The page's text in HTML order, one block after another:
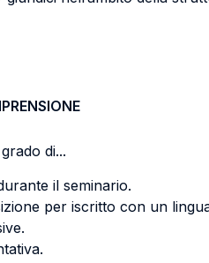
di...
il seminario.
per iscritto con un